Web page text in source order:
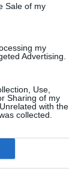
Sale of my
my
Advertising.
Use,
Sharing of my
with the
collected.